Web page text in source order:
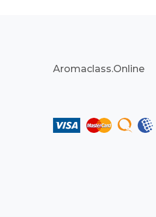
Aromaclass.Online